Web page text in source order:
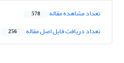
تعداد مشاهده مقاله 578
تعداد دریافت فایل اصل مقاله 256